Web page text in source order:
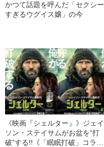
かつて話題を呼んだ「セクシー
すぎるウグイス嬢」の今
《映画『シェルター』》ジェイ
ソン・ステイサムがお盆を“打
破”する!!《「眠眠打破」コラ